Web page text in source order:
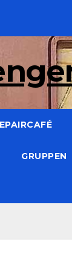
GRUPPEN